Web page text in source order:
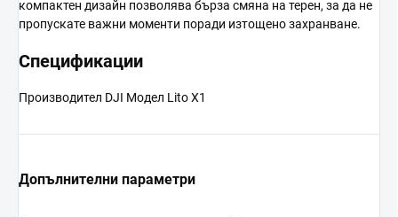
компактен дизайн позволява бърза смяна на терен, за да не
пропускате важни моменти поради изтощено захранване.
Спецификации
Производител DJI Модел Lito X1
Допълнителни параметри